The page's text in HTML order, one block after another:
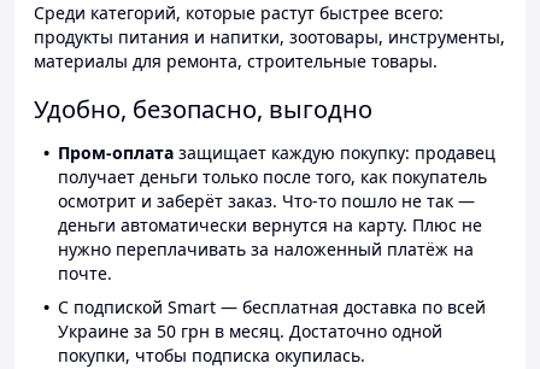
Среди категорий, которые растут быстрее всего:
продукты питания и напитки, зоотовары, инструменты,
материалы для ремонта, строительные товары.
Удобно, безопасно, выгодно
Пром-оплата защищает каждую покупку: продавец
получает деньги только после того, как покупатель
осмотрит и заберёт заказ. Что-то пошло не так —
деньги автоматически вернутся на карту. Плюс не
нужно переплачивать за наложенный платёж на
почте.
С подпиской Smart — бесплатная доставка по всей
Украине за 50 грн в месяц. Достаточно одной
покупки, чтобы подписка окупилась.